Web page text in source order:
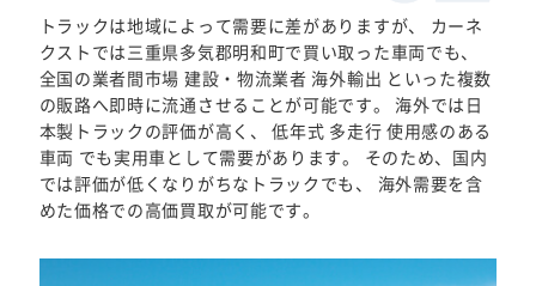
トラックは地域によって需要に差がありますが、 カーネ
クストでは三重県多気郡明和町で買い取った車両でも、
全国の業者間市場 建設・物流業者 海外輸出 といった複数
の販路へ即時に流通させることが可能です。 海外では日
本製トラックの評価が高く、 低年式 多走行 使用感のある
車両 でも実用車として需要があります。 そのため、国内
では評価が低くなりがちなトラックでも、 海外需要を含
めた価格での高価買取が可能です。